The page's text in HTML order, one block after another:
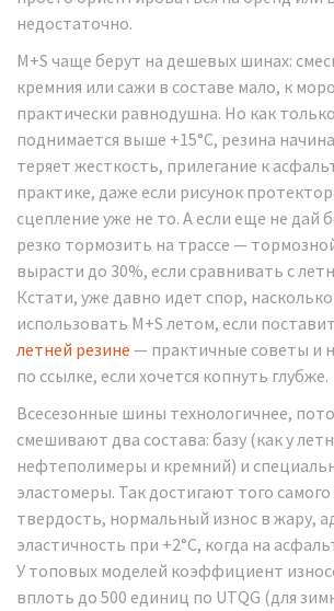
недостаточно.
M+S чаще берут на дешевых шинах:
кремния или сажи в составе мало, к
практически равнодушна. Но как
поднимается выше +15°C, резина
теряет жесткость, прилегание к
практике, даже если рисунок
сцепление уже не то. А если еще не дай
резко тормозить на трассе —
вырасти до 30%, если сравнивать с
Кстати, уже давно идет спор,
использовать M+S летом, если
летней резине — практичные советы и
по ссылке, если хочется копнуть глубже.
Всесезонные шины технологичнее,
смешивают два состава: базу (как у
нефтеполимеры и кремний) и
эластомеры. Так достигают того самого
твердость, нормальный износ в жару,
эластичность при +2°C, когда на
У топовых моделей коэффициент
вплоть до 500 единиц по UTQG (для